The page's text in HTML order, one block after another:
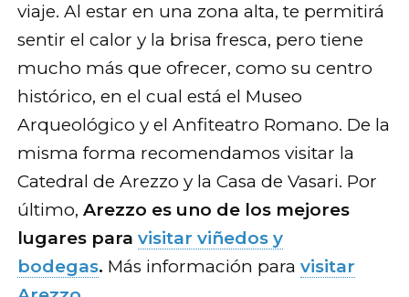
viaje. Al estar en una zona alta, te permitirá
sentir el calor y la brisa fresca, pero tiene
mucho más que ofrecer, como su centro
histórico, en el cual está el Museo
Arqueológico y el Anfiteatro Romano. De la
misma forma recomendamos visitar la
Catedral de Arezzo y la Casa de Vasari. Por
último, Arezzo es uno de los mejores
lugares para visitar viñedos y
bodegas. Más información para visitar